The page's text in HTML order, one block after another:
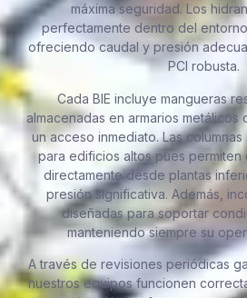
máxima seguridad. Los
perfectamente dentro del
ofreciendo caudal y presión
PCI robusta.
Cada BIE incluye mangueras
almacenadas en armarios metálicos
un acceso inmediato. Las
para edificios altos pues permiten
directamente desde plantas
presión significativa. Además,
diseñadas para soportar
manteniendo siempre su
A través de revisiones periódicas
nuestros equipos funcionen